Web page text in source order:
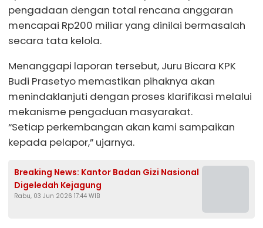
pengadaan dengan total rencana anggaran
mencapai Rp200 miliar yang dinilai bermasalah
secara tata kelola.
Menanggapi laporan tersebut, Juru Bicara KPK
Budi Prasetyo memastikan pihaknya akan
menindaklanjuti dengan proses klarifikasi melalui
mekanisme pengaduan masyarakat.
“Setiap perkembangan akan kami sampaikan
kepada pelapor,” ujarnya.
Breaking News: Kantor Badan Gizi Nasional
Digeledah Kejagung
Rabu, 03 Jun 2026 17:44 WIB